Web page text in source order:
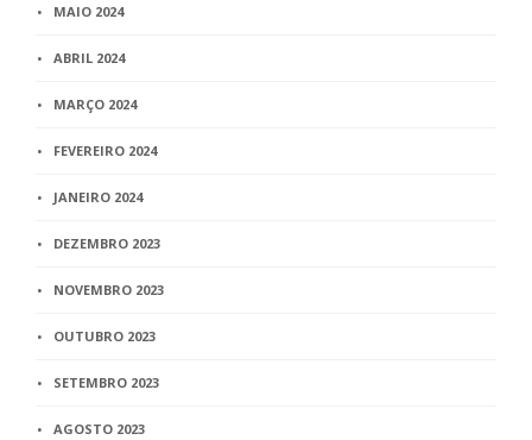
MAIO 2024
ABRIL 2024
MARÇO 2024
FEVEREIRO 2024
JANEIRO 2024
DEZEMBRO 2023
NOVEMBRO 2023
OUTUBRO 2023
SETEMBRO 2023
AGOSTO 2023